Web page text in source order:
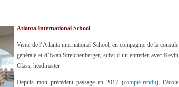
Atlanta International School
Visite de l’Atlanta international School, en compagnie de la consule
générale et d’Iwan Streichenberger, suivi d’un entretien avec Kevin
Glass, headmaster.
Depuis mon précédent passage en 2017 (compte-rendu), l’école